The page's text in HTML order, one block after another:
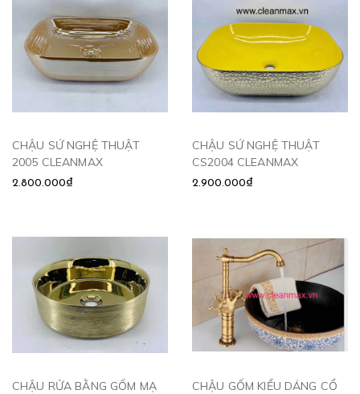
CHẬU SỨ NGHỆ THUẬT
2005 CLEANMAX
2.800.000₫
CHẬU SỨ NGHỆ THUẬT
CS2004 CLEANMAX
2.900.000₫
CHẬU RỬA BẰNG GỐM MẠ
CHẬU GỐM KIỂU DÁNG CỔ